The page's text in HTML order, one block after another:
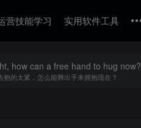
营技能学习 实用软件工具
how can a free hand to hug now?
抱的太紧，怎么能腾出手来拥抱现在？